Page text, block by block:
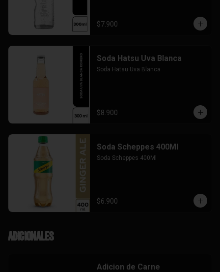
$7.900
Soda Hatsu Uva Blanca
Soda Hatsu Uva Blanca
$8.900
Soda Scheppes 400Ml
Soda Scheppes 400Ml
$6.900
Adicionales
Adicion de Carne